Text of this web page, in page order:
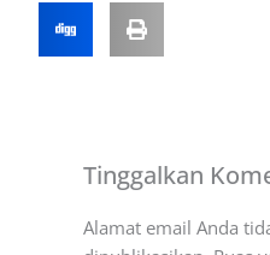
Tinggalkan
Alamat email Anda